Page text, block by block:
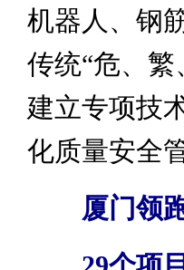
机器人、钢
传统“危、
建立专项技
化质量安全
厦门领